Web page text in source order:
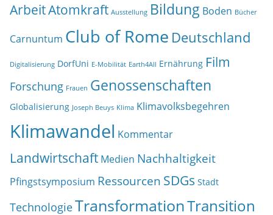
ArbeitAtomkraft Ausstellung Bildung Boden Bücher
Carnuntum Club of Rome Deutschland
Digitalisierung DorfUni E-Mobilität Earth4All Ernährung Film
Forschung Frauen Genossenschaften
Globalisierung Joseph Beuys Klima Klimavolksbegehren
Klimawandel Kommentar
Landwirtschaft Medien Nachhaltigkeit
Pfingstsymposium Ressourcen SDGs Stadt
TechnologieTransformationTransition